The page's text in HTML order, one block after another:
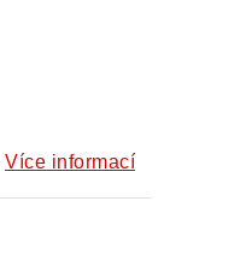
Více informací